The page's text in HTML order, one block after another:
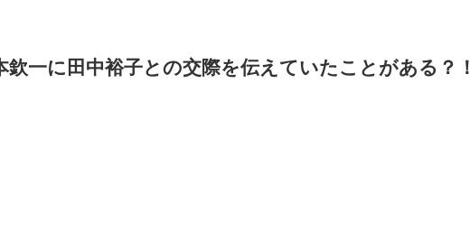
一に田中裕子との交際を伝えていたことがある？！